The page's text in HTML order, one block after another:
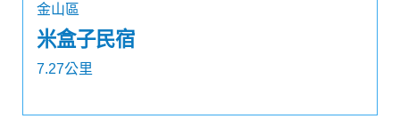
金山區
米盒子民宿
7.27公里